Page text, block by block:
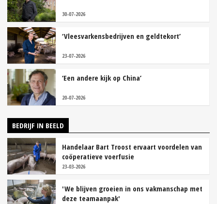
30-07-2026
‘Vleesvarkensbedrijven en geldtekort’
23-07-2026
‘Een andere kijk op China’
20-07-2026
BEDRIJF IN BEELD
Handelaar Bart Troost ervaart voordelen van
coöperatieve voerfusie
23-03-2026
'We blijven groeien in ons vakmanschap met
deze teamaanpak'